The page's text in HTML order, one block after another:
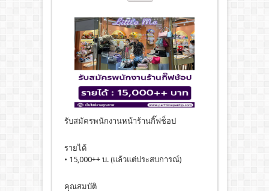
รับสมัครพนักงานหน้าร้านกิ๊ฟช็อป
รายได้
• 15,000++ บ. (แล้วแต่ประสบการณ์)
คุณสมบัติ